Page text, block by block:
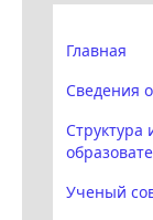
Главная
Сведения
Структура
Ученый